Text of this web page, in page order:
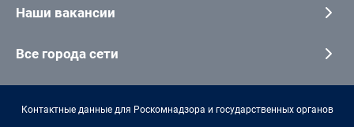
Наши вакансии
Все города сети
Контактные данные для Роскомнадзора и государственных органов